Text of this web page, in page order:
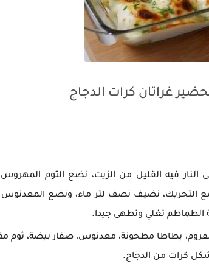
غراتان كرات الدجاج
فيه القليل من الزيت، نضع الثوم
التحريك، نضيف نصف لتر ماء، ونضع المعدنوس
الطماطم تغلي وتطهى جيدا.
بطاطا مطحونة، معدنوس، صفار بيضة، ثوم
كرات من الدجاج.